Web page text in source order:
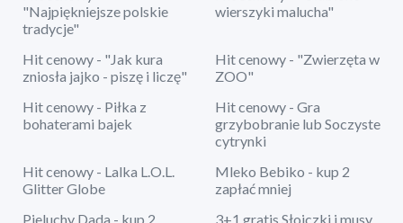
"Najpiękniejsze polskie
tradycje"
wierszyki malucha"
Hit cenowy - "Jak kura
zniosła jajko - piszę i liczę"
Hit cenowy - "Zwierzęta w
ZOO"
Hit cenowy - Piłka z
bohaterami bajek
Hit cenowy - Gra
grzybobranie lub Soczyste
cytrynki
Hit cenowy - Lalka L.O.L.
Glitter Globe
Mleko Bebiko - kup 2
zapłać mniej
Pieluchy Dada - kup 2
3+1 gratis Słoiczki i musy